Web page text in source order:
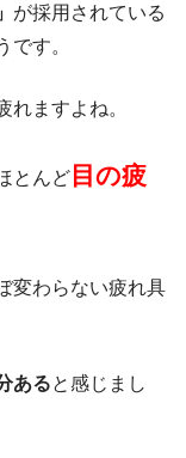
が採用されている
です。
れますよね。
とんど 目の疲
変わらない疲れ具
あると感じまし